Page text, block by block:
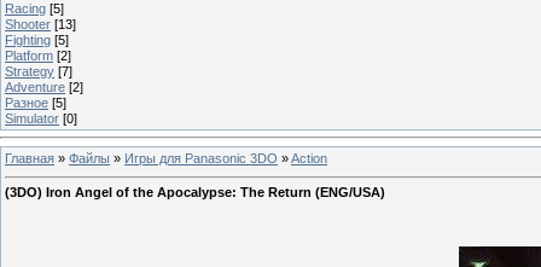
Racing [5]
Shooter [13]
Fighting [5]
Platform [2]
Strategy [7]
Adventure [2]
Разное [5]
Simulator [0]
Главная » Файлы » Игры для Panasonic 3DO »Action
(3DO) Iron Angel of the Apocalypse: The Return (ENG/USA)